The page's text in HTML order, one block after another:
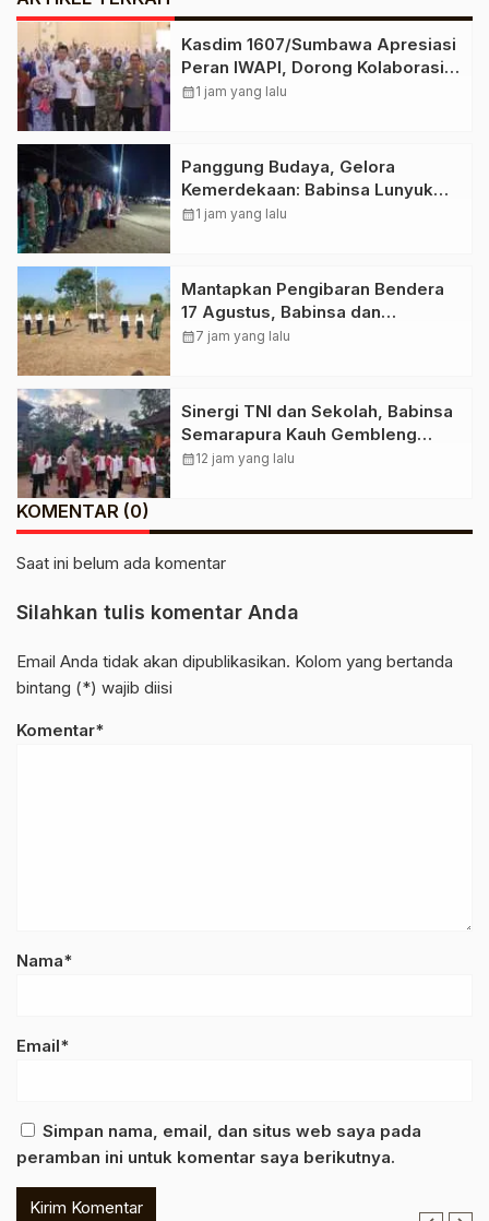
Kasdim 1607/Sumbawa Apresiasi
Peran IWAPI, Dorong Kolaborasi
Menuju Kemandirian Ekonomi
calendar_month1 jam yang lalu
Panggung Budaya, Gelora
Kemerdekaan: Babinsa Lunyuk
Rea Hadir Perkuat Semangat
calendar_month1 jam yang lalu
Mantapkan Pengibaran Bendera
17 Agustus, Babinsa dan
Bhabinkamtibmas Sumberkima
calendar_month7 jam yang lalu
Sinergi TNI dan Sekolah, Babinsa
Semarapura Kauh Gembleng
Siswa Siswi SDN Semarapura
calendar_month12 jam yang lalu
KOMENTAR (0)
Saat ini belum ada komentar
Silahkan tulis komentar Anda
Email Anda tidak akan dipublikasikan. Kolom yang bertanda
bintang (*) wajib diisi
Komentar*
Nama*
Email*
Simpan nama, email, dan situs web saya pada
peramban ini untuk komentar saya berikutnya.